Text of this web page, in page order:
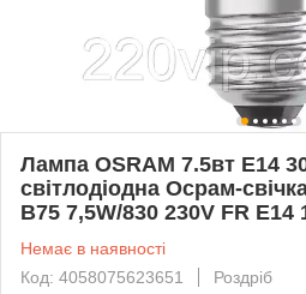
Лампа OSRAM 7.5вт E14
світлодіодна Осрам-
B75 7,5W/830 230V FR E14
Немає в наявності
Код: 4058075623651
Роздріб